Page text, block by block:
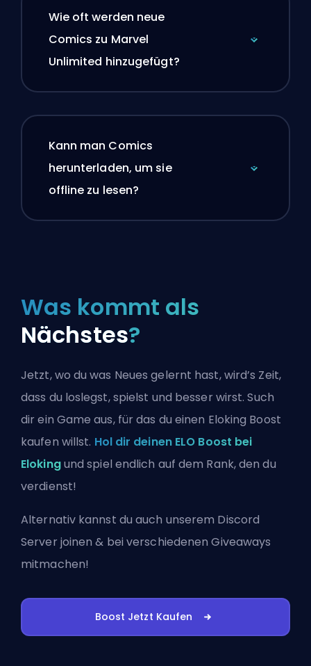
Wie oft werden neue
Comics zu Marvel
Unlimited hinzugefügt?
Kann man Comics
herunterladen, um sie
offline zu lesen?
Was kommt als
Nächstes?
Jetzt, wo du was Neues gelernt hast, wird’s Zeit,
dass du loslegst, spielst und besser wirst. Such
dir ein Game aus, für das du einen Eloking Boost
kaufen willst. Hol dir deinen ELO Boost bei
Elokingund spiel endlich auf dem Rank, den du
verdienst!
Alternativ kannst du auch unserem Discord
Server joinen & bei verschiedenen Giveaways
mitmachen!
Boost Jetzt Kaufen